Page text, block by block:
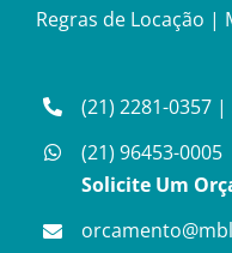
Regras de Locação |
(21) 2281-0357 |
(21) 96453-0005
Solicite Um